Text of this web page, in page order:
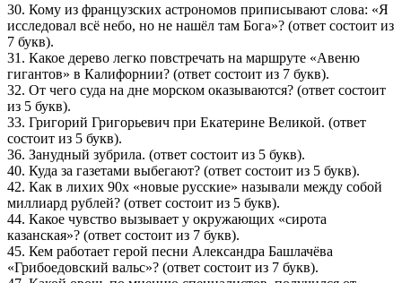
30. Кому из французских астрономов приписывают слова: «Я
исследовал всё небо, но не нашёл там Бога»? (ответ состоит из
7 букв).
31. Какое дерево легко повстречать на маршруте «Авеню
гигантов» в Калифорнии? (ответ состоит из 7 букв).
32. От чего суда на дне морском оказываются? (ответ состоит
из 5 букв).
33. Григорий Григорьевич при Екатерине Великой. (ответ
состоит из 5 букв).
36. Занудный зубрила. (ответ состоит из 5 букв).
40. Куда за газетами выбегают? (ответ состоит из 5 букв).
42. Как в лихих 90­х «новые русские» на­зывали между собой
миллиард рублей? (ответ состоит из 5 букв).
44. Какое чувство вызывает у окружающих «сирота
казанская»? (ответ состоит из 7 букв).
45. Кем работает герой песни Александра Башлачёва
«Грибоедовский вальс»? (ответ состоит из 7 букв).